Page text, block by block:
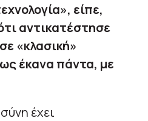
είπε,
αντικατέστησε
«κλασική»
έκανα πάντα, με
έχει